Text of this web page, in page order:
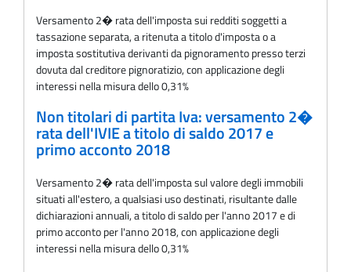
Versamento 2� rata dell'imposta sui redditi soggetti a
tassazione separata, a ritenuta a titolo d'imposta o a
imposta sostitutiva derivanti da pignoramento presso terzi
dovuta dal creditore pignoratizio, con applicazione degli
interessi nella misura dello 0,31%
Non titolari di partita Iva: versamento 2�
rata dell'IVIE a titolo di saldo 2017 e
primo acconto 2018
Versamento 2� rata dell'imposta sul valore degli immobili
situati all'estero, a qualsiasi uso destinati, risultante dalle
dichiarazioni annuali, a titolo di saldo per l'anno 2017 e di
primo acconto per l'anno 2018, con applicazione degli
interessi nella misura dello 0,31%